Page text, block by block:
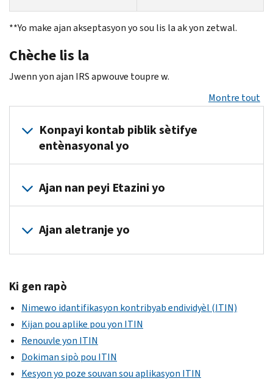
**Yo make ajan akseptasyon yo sou lis la ak yon zetwal.
Chèche lis la
Jwenn yon ajan IRS apwouve toupre w.
Montre tout
Konpayi kontab piblik sètifye
entènasyonal yo
sa
yo
ajan
peyi
Etazini
ak
aletranje:
Deloitte
and
Ajan nan peyi Etazini yo
(an
anglè)
Arizona
(an
anglè)
Arkansas
(an
anglè)
Ajan aletranje yo
anglè)
Australia
anglè)
Austria
(an
anglè)
Ki gen rapò
Nimewo idantifikasyon kontribyab endividyèl (ITIN)
Kijan pou aplike pou yon ITIN
Renouvle yon ITIN
Dokiman sipò pou ITIN
Kesyon yo poze souvan sou aplikasyon ITIN